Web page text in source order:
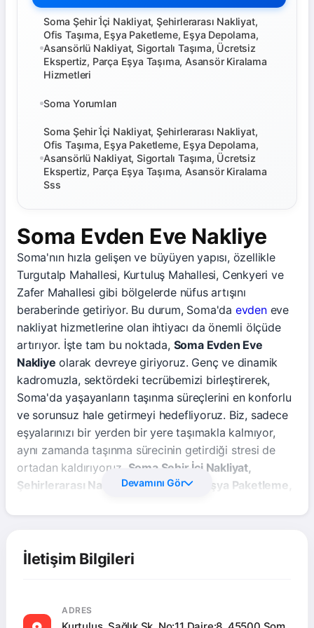
Soma Şehir İ̇çi Nakliyat, Şehirlerarası Nakliyat,
Ofis Taşıma, Eşya Paketleme, Eşya Depolama,
Asansörlü Nakliyat, Sigortalı Taşıma, Ücretsiz
Ekspertiz, Parça Eşya Taşıma, Asansör Kiralama
Hizmetleri
Soma Yorumları
Soma Şehir İ̇çi Nakliyat, Şehirlerarası Nakliyat,
Ofis Taşıma, Eşya Paketleme, Eşya Depolama,
Asansörlü Nakliyat, Sigortalı Taşıma, Ücretsiz
Ekspertiz, Parça Eşya Taşıma, Asansör Kiralama
Sss
Soma Evden Eve Nakliye
Soma'nın hızla gelişen ve büyüyen yapısı, özellikle
Turgutalp Mahallesi, Kurtuluş Mahallesi, Cenkyeri ve
Zafer Mahallesi gibi bölgelerde nüfus artışını
beraberinde getiriyor. Bu durum, Soma'da evdeneve
nakliyat hizmetlerine olan ihtiyacı da önemli ölçüde
artırıyor. İşte tam bu noktada, Soma Evden Eve
Nakliye olarak devreye giriyoruz. Genç ve dinamik
kadromuzla, sektördeki tecrübemizi birleştirerek,
Soma'da yaşayanların taşınma süreçlerini en konforlu
ve sorunsuz hale getirmeyi hedefliyoruz. Biz, sadece
eşyalarınızı bir yerden bir yere taşımakla kalmıyor,
aynı zamanda taşınma sürecinin getirdiği stresi de
ortadan kaldırıyoruz. Soma Şehir İçi Nakliyat,
Şehirlerarası Nakliyat, Ofis Taşıma, Eşya Paketleme,
hizmetlerle, her türlü ihtiyaca cevap veriyoruz.
isim olmak. Güvenilirliğimiz, şeffaflığımız ve
profesyonel yaklaşımımızla, taşınma deneyiminizi
Devamını Gör
İletişim Bilgileri
ADRES